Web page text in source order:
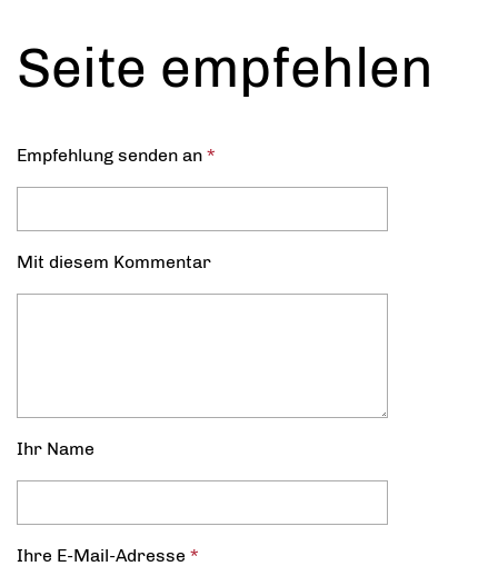
Seite empfehlen
Empfehlung senden an *
Mit diesem Kommentar
Ihr Name
Ihre E-Mail-Adresse *